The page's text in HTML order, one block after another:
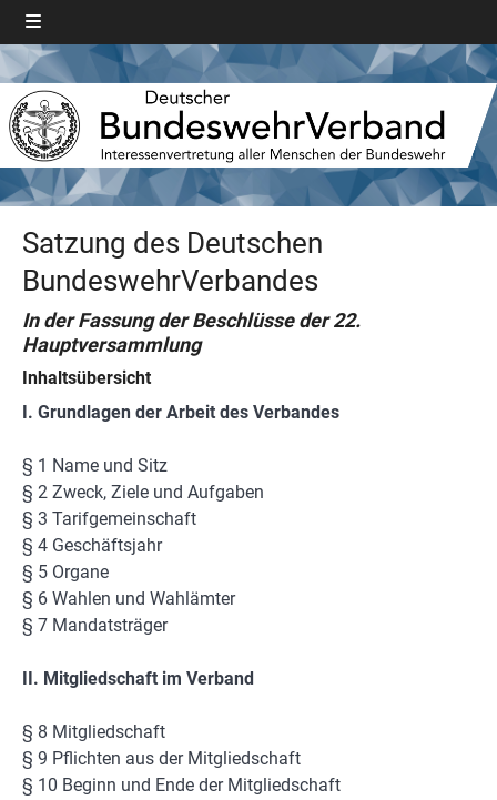
Satzung des Deutschen
BundeswehrVerbandes
In der Fassung der Beschlüsse der 22.
Hauptversammlung
Inhaltsübersicht
I. Grundlagen der Arbeit des Verbandes
§ 1 Name und Sitz
§ 2 Zweck, Ziele und Aufgaben
§ 3 Tarifgemeinschaft
§ 4 Geschäftsjahr
§ 5 Organe
§ 6 Wahlen und Wahlämter
§ 7 Mandatsträger
II. Mitgliedschaft im Verband
§ 8 Mitgliedschaft
§ 9 Pflichten aus der Mitgliedschaft
§ 10 Beginn und Ende der Mitgliedschaft